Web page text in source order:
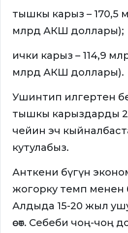
тышкы карыз – 170,5
млрд АКШ доллары);
ички карыз – 114,9
млрд АКШ доллары).
Ушинтип илгертен
тышкы карыздарды
чейин эч
кутулабыз.
Анткени бүгүн
жогорку темп менен
Алдыда 15-20 жыл
өсөт. Себеби чоң-чоң